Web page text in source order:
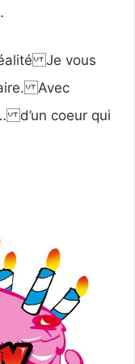
Je vous
Avec
d’un coeur qui